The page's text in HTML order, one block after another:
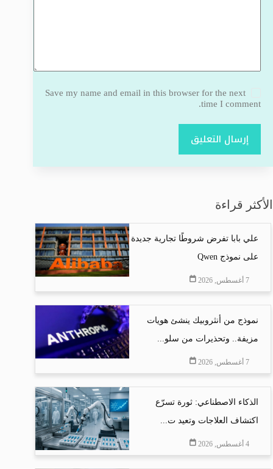
Save my name and email in this browser for the next
time I comment.
إرسال التعليق
الأكثر قراءة
علي بابا تفرض شروطًا تجارية جديدة
على نموذج Qwen
7 أغسطس, 2026
نموذج من أنثروبيك ينشئ هويات
مزيفة.. وتحذيرات من سلو...
7 أغسطس, 2026
الذكاء الاصطناعي: ثورة تسرّع
اكتشاف العلاجات وتعيد ت...
4 أغسطس, 2026